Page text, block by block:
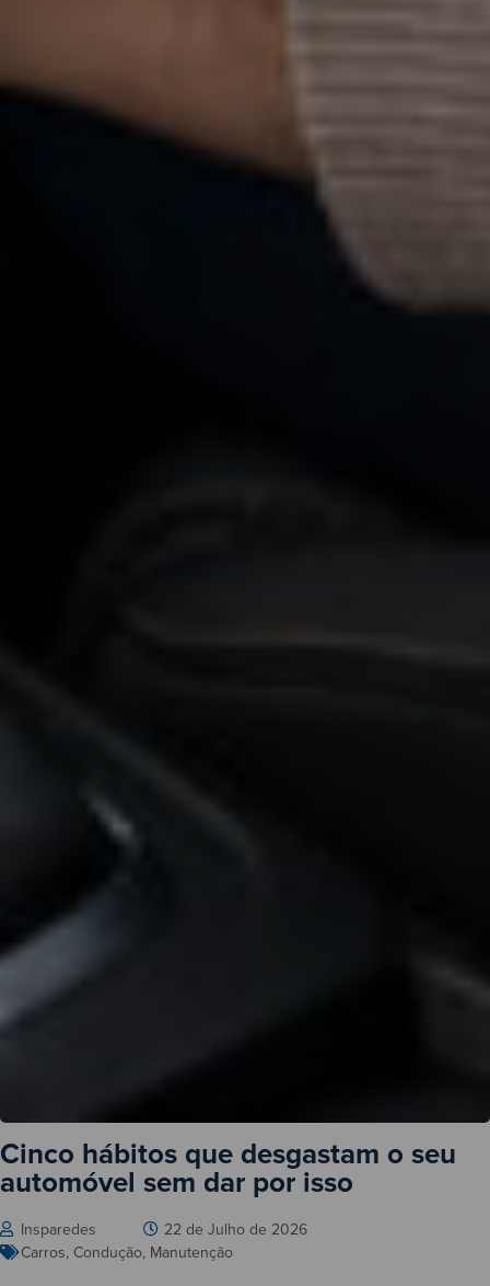
Cinco hábitos que desgastam o seu
automóvel sem dar por isso
Insparedes
22 de Julho de 2026
Carros, Condução, Manutenção